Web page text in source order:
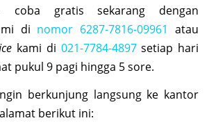
gratis sekarang dengan
di nomor 6287-7816-09961 atau
kami di 021-7784-4897setiap hari
pukul 9 pagi hingga 5 sore.
berkunjung langsung ke kantor
berikut ini: